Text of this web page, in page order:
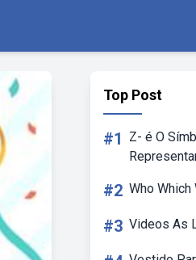
Top Post
#1
Z- é O
#2 Who Which
#3 Videos As